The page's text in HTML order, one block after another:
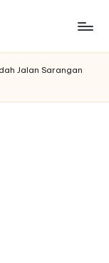
Jalan Sarangan